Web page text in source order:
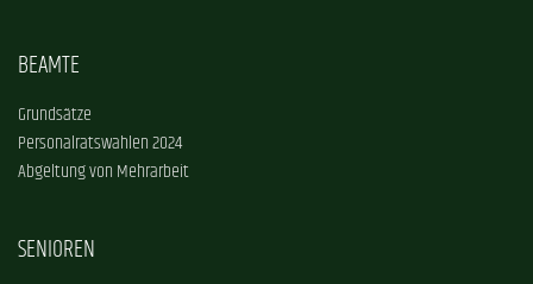
BEAMTE
Grundsätze
Personalratswahlen 2024
Abgeltung von Mehrarbeit
SENIOREN